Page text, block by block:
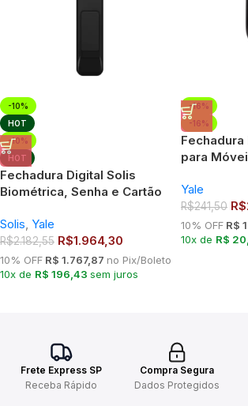
-10%
HOT
-10%
HOT
Fechadura Digital Solis
Biométrica, Senha e Cartão
Solis, Yale
R$2.182,55 R$1.964,30
10% OFF R$ 1.767,87 no Pix/Boleto
10x de R$ 196,43 sem juros
-16%
-16%
para
Yale
R$241,50 R$
10% OFF R$
10x de R$
Frete Express SP
Receba Rápido
Compra Segura
Dados Protegidos